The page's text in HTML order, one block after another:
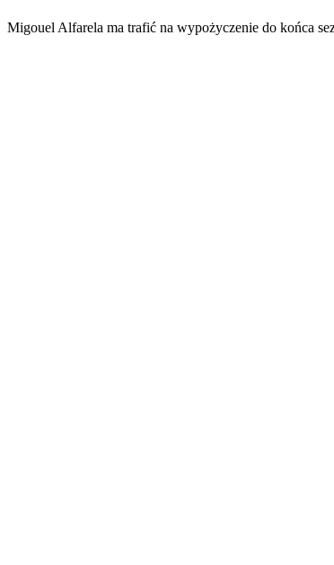
Migouel Alfarela ma trafić na wypożyczenie do końca